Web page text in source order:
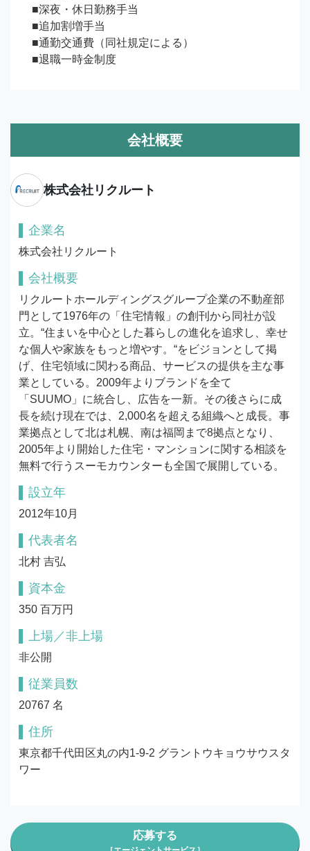
■深夜・休日勤務手当
■追加割増手当
■通勤交通費（同社規定による）
■退職一時金制度
会社概要
株式会社リクルート
企業名
株式会社リクルート
会社概要
リクルートホールディングスグループ企業の不動産部
門として1976年の「住宅情報」の創刊から同社が設
立。“住まいを中心とした暮らしの進化を追求し、幸せ
な個人や家族をもっと増やす。“をビジョンとして掲
げ、住宅領域に関わる商品、サービスの提供を主な事
業としている。2009年よりブランドを全て
「SUUMO」に統合し、広告を一新。その後さらに成
長を続け現在では、2,000名を超える組織へと成長。事
業拠点として北は札幌、南は福岡まで8拠点となり、
2005年より開始した住宅・マンションに関する相談を
無料で行うスーモカウンターも全国で展開している。
設立年
2012年10月
代表者名
北村 吉弘
資本金
350 百万円
上場／非上場
非公開
従業員数
20767 名
住所
東京都千代田区丸の内1-9-2 グラントウキョウサウスタ
ワー
応募する